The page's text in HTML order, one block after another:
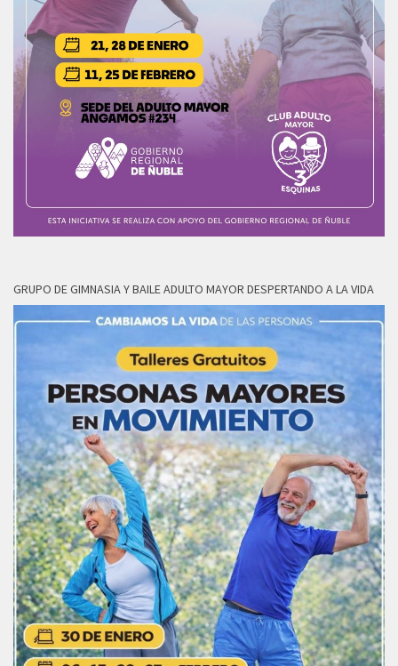
GRUPO DE GIMNASIA Y BAILE ADULTO MAYOR DESPERTANDO A LA VIDA